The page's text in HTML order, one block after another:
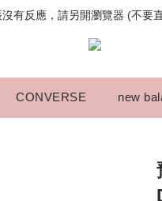
有反應，請另開瀏覽器 (不要
CONVERSE new